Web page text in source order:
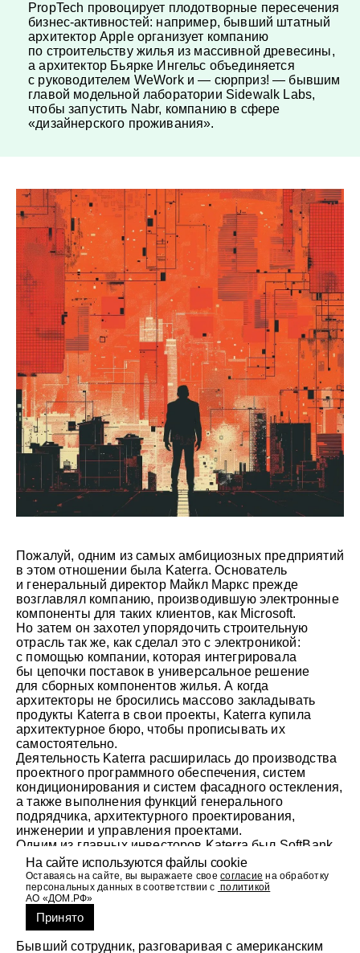
PropTech провоцирует плодотворные пересечения
бизнес-активностей: например, бывший штатный
архитектор Apple организует компанию
по строительству жилья из массивной древесины,
а архитектор Бьярке Ингельс объединяется
с руководителем WeWork и — сюрприз! — бывшим
главой модельной лаборатории Sidewalk Labs,
чтобы запустить Nabr, компанию в сфере
«дизайнерского проживания».
Пожалуй, одним из самых амбициозных предприятий
в этом отношении была Katerra. Основатель
и генеральный директор Майкл Маркс прежде
возглавлял компанию, производившую электронные
компоненты для таких клиентов, как Microsoft.
Но затем он захотел упорядочить строительную
отрасль так же, как сделал это с электроникой:
с помощью компании, которая интегрировала
бы цепочки поставок в универсальное решение
для сборных компонентов жилья. А когда
архитекторы не бросились массово закладывать
продукты Katerra в свои проекты, Katerra купила
архитектурное бюро, чтобы прописывать их
самостоятельно.
Деятельность Katerra расширилась до производства
проектного программного обеспечения, систем
кондиционирования и систем фасадного остекления,
а также выполнения функций генерального
подрядчика, архитектурного проектирования,
инженерии и управления проектами.
Одним из главных инвесторов Katerra был SoftBank,
вложивший 2 млрд долларов за два года.
Через шесть лет после запуска, в июне 2021 года,
Katerra подала заявление о банкротстве,
сославшись на крах крупного источника
финансирования. Однако большинство аналитиков
видят за публичным заявлением нечто большее.
Бывший сотрудник, разговаривая с американским
На сайте используются файлы cookie
Оставаясь на сайте, вы выражаете своесогласие на обработку
персональных данных в соответствии с политикой
АО «ДОМ.РФ»
Принято